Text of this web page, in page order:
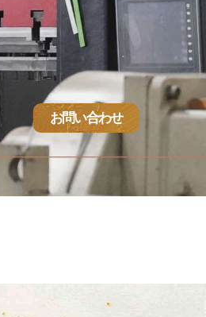
お問い合わせ